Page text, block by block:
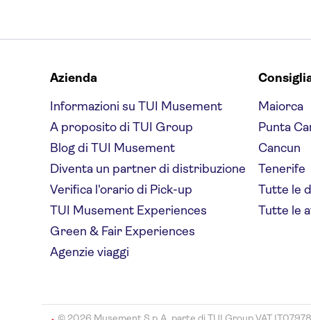
Aeroport
Hotel Le Grimaldi
Ajoupa Apart'hotel Nice
Hotel Paradis
Hotel So’co by
HappyCulture
Hotel Le Grimaldi by
Azienda
Informazioni su TUI Musement
A proposito di TUI Group
Blog di TUI Musement
Diventa un partner di distribuzione
Verifica l'orario di Pick-up
TUI Musement Experiences
Green & Fair Experiences
Agenzie viaggi
Maiorca
Punta
Cancun
Tenerife
Tutte le
Tutte le